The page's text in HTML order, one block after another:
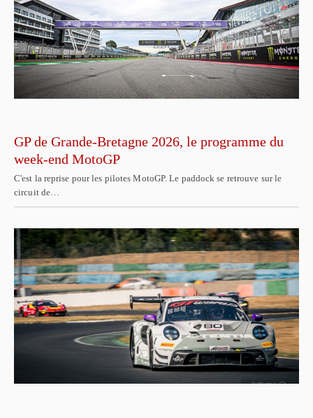
GP de Grande-Bretagne 2026, le programme du
week-end MotoGP
C'est la reprise pour les pilotes MotoGP. Le paddock se retrouve sur le
circuit de…